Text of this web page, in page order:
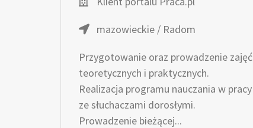
mazowieckie / Radom
Przygotowanie oraz prowadzenie zajęć
teoretycznych i praktycznych.
Realizacja programu nauczania w pracy
ze słuchaczami dorosłymi.
Prowadzenie bieżącej...